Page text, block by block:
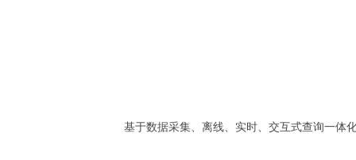
基于数据采集、离线、实时、交互式查询一体